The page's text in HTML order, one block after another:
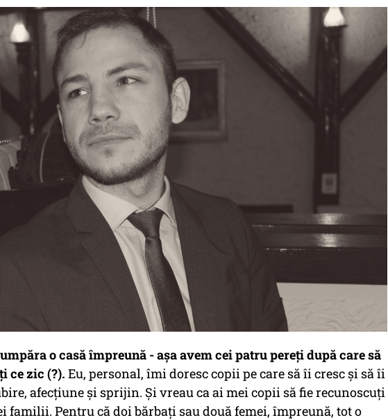
o casă împreună - așa avem cei patru pereți după care să
ce zic (?). Eu, personal, îmi doresc copii pe care să îi cresc și să îi
afecțiune și sprijin. Și vreau ca ai mei copii să fie recunoscuți
familii. Pentru că doi bărbați sau două femei, împreună, tot o